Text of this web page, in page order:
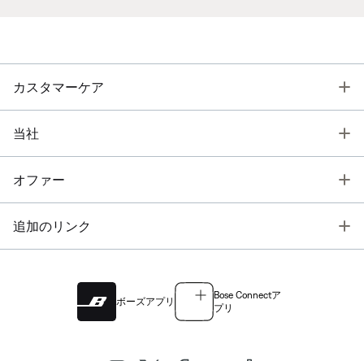
カスタマーケア
当社
オファー
追加のリンク
ボーズアプリ
Bose Connectア
プリ